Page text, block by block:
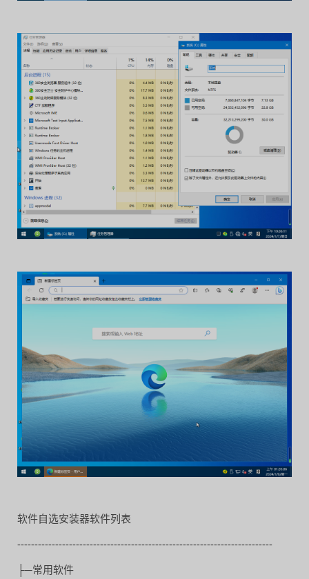
软件自选安装器软件列表
--------------------------------------------------------------------------
├─常用软件